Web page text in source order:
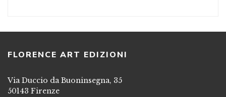
FLORENCE ART EDIZIONI
Via Duccio da Buoninsegna, 35
50143 Firenze